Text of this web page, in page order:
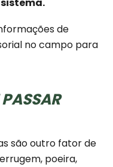
de
no campo para
são outro fator de
poeira,